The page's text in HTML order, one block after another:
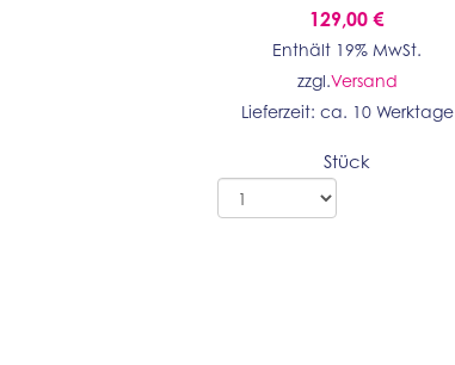
129,00€
Enthält 19% MwSt.
zzgl.Versand
Lieferzeit: ca. 10 Werktage
Stück